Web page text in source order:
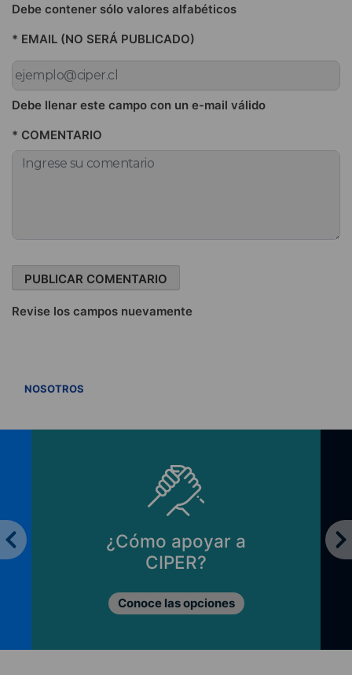
Debe contener sólo valores alfabéticos
* EMAIL (NO SERÁ PUBLICADO)
Debe llenar este campo con un e-mail válido
* COMENTARIO
Revise los campos nuevamente
NOSOTROS
¿Cómo apoyar a
CIPER?
Conoce las opciones